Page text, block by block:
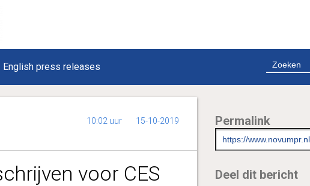
English press releases
10:02 uur 15-10-2019
voor CES
Permalink
Deel dit bericht